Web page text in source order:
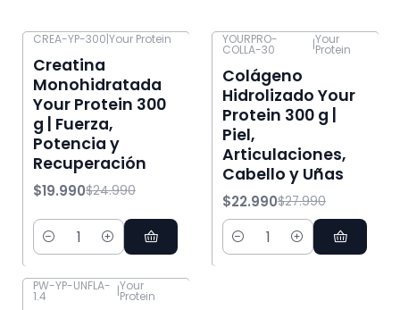
CREA-YP-300|Your Protein
Creatina
Monohidratada
Your Protein 300
g | Fuerza,
Potencia y
Recuperación
$19.990$24.990
Cantidad
-18% OFF
YOURPRO-
COLLA-30 |Your
Protein
Colágeno
Hidrolizado Your
Protein 300 g |
Piel,
Articulaciones,
Cabello y Uñas
$22.990$27.990
Cantidad
-14% OFF
PW-YP-UNFLA-
1.4 |Your
Protein